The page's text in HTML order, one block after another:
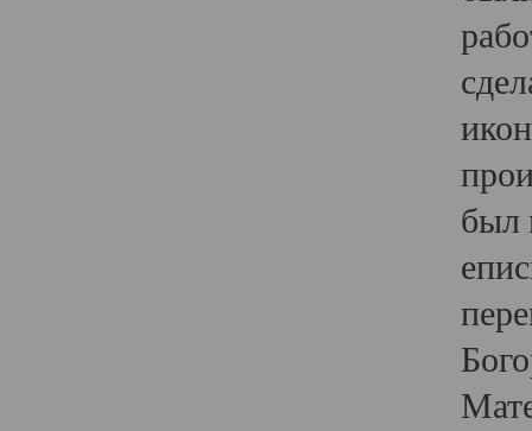
был